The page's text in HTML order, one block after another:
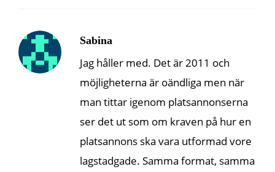
Sabina
Jag håller med. Det är 2011 och
möjligheterna är oändliga men när
man tittar igenom platsannonserna
ser det ut som om kraven på hur en
platsannons ska vara utformad vore
lagstadgade. Samma format, samma